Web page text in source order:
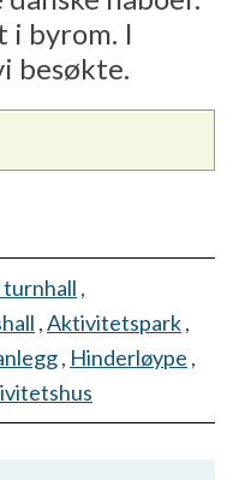
i byrom. I
besøkte.
turnhall ,
,Aktivitetspark,
, Hinderløype ,